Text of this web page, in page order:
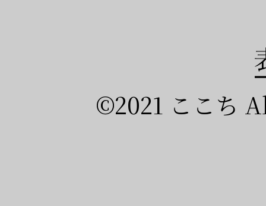
©2021 ここち